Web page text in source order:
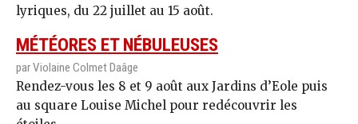
lyriques, du 22 juillet au 15 août.
MÉTÉORES ET NÉBULEUSES
par Violaine Colmet Daâge
Rendez-vous les 8 et 9 août aux Jardins d’Eole puis
au square Louise Michel pour redécouvrir les